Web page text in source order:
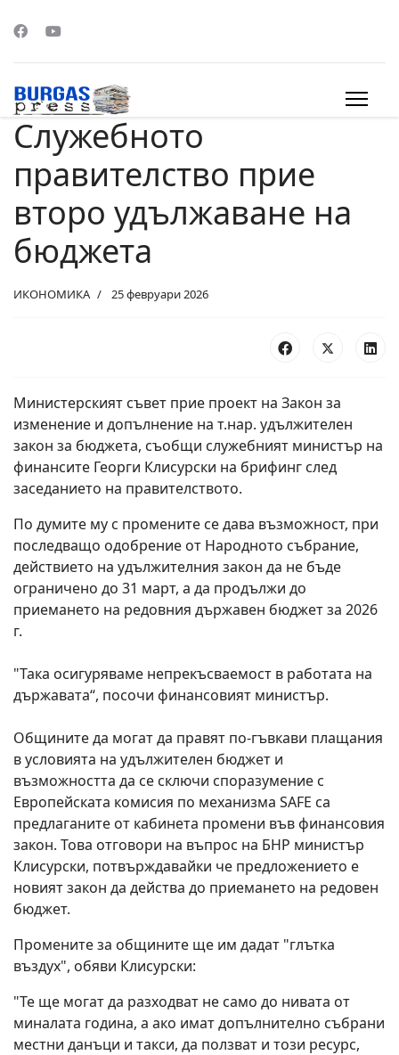
Служебното
правителство прие
второ удължаване на
бюджета
ИКОНОМИКА 25 февруари 2026
Министерският съвет прие проект на Закон за
изменение и допълнение на т.нар. удължителен
закон за бюджета, съобщи служебният министър на
финансите Георги Клисурски на брифинг след
заседанието на правителството.
По думите му с промените се дава възможност, при
последващо одобрение от Народното събрание,
действието на удължителния закон да не бъде
ограничено до 31 март, а да продължи до
приемането на редовния държавен бюджет за 2026
г.
"Така осигуряваме непрекъсваемост в работата на
държавата“, посочи финансовият министър.
Общините да могат да правят по-гъвкави плащания
в условията на удължителен бюджет и
възможността да се сключи споразумение с
Европейската комисия по механизма SAFE са
предлаганите от кабинета промени във финансовия
закон. Това отговори на въпрос на БНР министър
Клисурски, потвърждавайки че предложението е
новият закон да действа до приемането на редовен
бюджет.
Промените за общините ще им дадат "глътка
въздух", обяви Клисурски:
"Те ще могат да разходват не само до нивата от
миналата година, а ако имат допълнително събрани
местни данъци и такси, да ползват и този ресурс,